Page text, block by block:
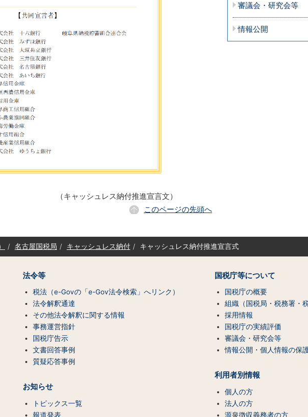
（キャッシュレス納付推進宣言文）
このページの先頭へ
審議会・研究会等
情報公開
名古屋国税局 キャッシュレス納付 キャッシュレス納付推進宣言式
法令等
税法（e-Govの「e-Gov法令検索」へリンク）
法令解釈通達
その他法令解釈に関する情報
事務運営指針
国税庁告示
文書回答事例
質疑応答事例
お知らせ
トピックス一覧
報道発表
国税庁等について
国税庁の概要
組織（国税局・税務署・
採用情報
国税庁の実績評価
審議会・研究会等
情報公開・個人情報の保
利用者別情報
個人の方
法人の方
源泉徴収義務者の方